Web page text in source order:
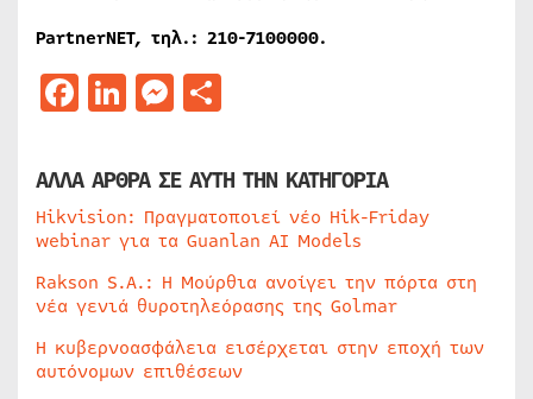
PartnerNET, τηλ.: 210-7100000.
Facebook
LinkedIn
Messenger
ΑΛΛΑ ΑΡΘΡΑ ΣΕ ΑΥΤΗ ΤΗΝ ΚΑΤΗΓΟΡΙΑ
Hikvision: Πραγματοποιεί νέο Hik-Friday
webinar για τα Guanlan AI Models
Rakson S.A.: Η Μούρθια ανοίγει την πόρτα στη
νέα γενιά θυροτηλεόρασης της Golmar
Η κυβερνοασφάλεια εισέρχεται στην εποχή των
αυτόνομων επιθέσεων